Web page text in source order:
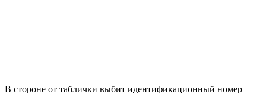
В стороне от таблички выбит идентификационный номер